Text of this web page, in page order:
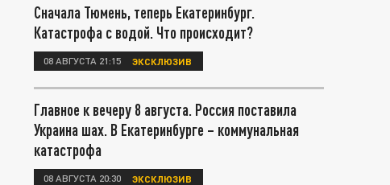
Сначала Тюмень, теперь Екатеринбург.
Катастрофа с водой. Что происходит?
08 АВГУСТА 21:15 ЭКСКЛЮЗИВ
Главное к вечеру 8 августа. Россия поставила
Украина шах. В Екатеринбурге – коммунальная
катастрофа
08 АВГУСТА 20:30 ЭКСКЛЮЗИВ